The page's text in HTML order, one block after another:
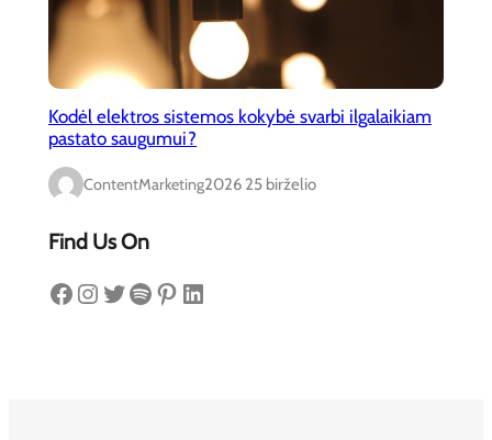
Kodėl elektros sistemos kokybė svarbi ilgalaikiam
pastato saugumui?
ContentMarketing2026 25 birželio
Find Us On
Facebook Instagram Twitter Spotify Pinterest LinkedIn